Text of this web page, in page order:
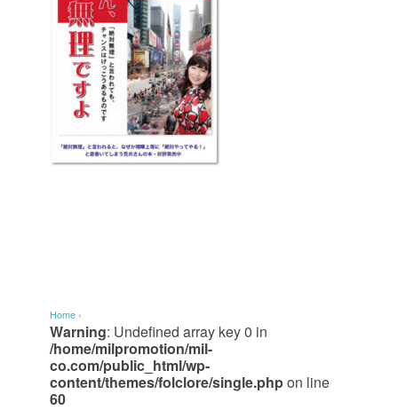
Home ›
Warning: Undefined array key 0 in
/home/milpromotion/mil-
co.com/public_html/wp-
content/themes/folclore/single.phpon line
60